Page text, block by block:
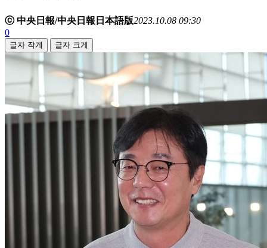
ⓒ 中央日報/中央日報日本語版2023.10.08 09:30
0
글자 작게 글자 크게